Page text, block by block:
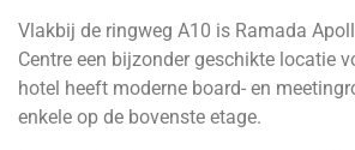
Vlakbij de ringweg A10 is Ramada
Centre een bijzonder geschikte locatie
hotel heeft moderne board- en
enkele op de bovenste etage.